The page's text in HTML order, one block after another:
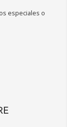
especiales o